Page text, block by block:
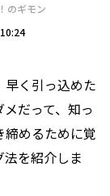
のギモン
く引っ込めた
だって、知っ
めるために覚
を紹介しま